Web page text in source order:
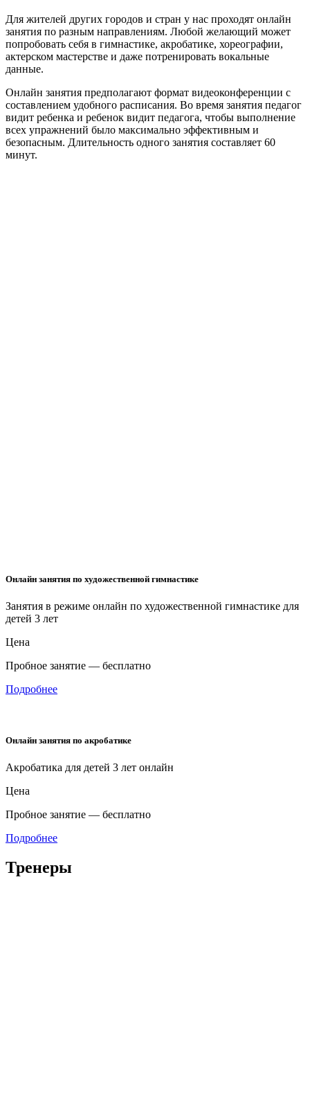
Для жителей других городов и стран у нас проходят онлайн
занятия по разным направлениям. Любой желающий может
попробовать себя в гимнастике, акробатике, хореографии,
актерском мастерстве и даже потренировать вокальные
данные.
Онлайн занятия предполагают формат видеоконференции с
составлением удобного расписания. Во время занятия педагог
видит ребенка и ребенок видит педагога, чтобы выполнение
всех упражнений было максимально эффективным и
безопасным. Длительность одного занятия составляет 60
минут.
Онлайн занятия по художественной гимнастике
Занятия в режиме онлайн по художественной гимнастике для
детей 3 лет
Цена
Пробное занятие — бесплатно
Подробнее
Онлайн занятия по акробатике
Акробатика для детей 3 лет онлайн
Цена
Пробное занятие — бесплатно
Подробнее
Тренеры